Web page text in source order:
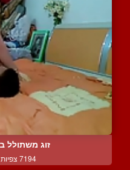
זוג משתולל
7194 צפיות